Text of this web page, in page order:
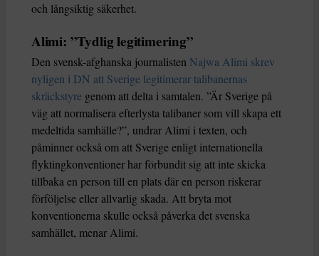
och långsiktig säkerhet.
Alimi: ”Tydlig legitimering”
Den svensk-afghanska journalisten Najwa Alimi skrev
nyligen i DN att Sverige legitimerar talibanernas
skräckstyre genom att delta i samtalen. ”Är Sverige på
väg att normalisera efterlysta talibaner som vill skapa ett
medeltida samhälle?”, undrar Alimi i texten, och
påminner också om att Sverige enligt internationella
flyktingkonventioner har förbundit sig att inte skicka
tillbaka en person till en plats där en person riskerar
förföljelse eller allvarlig skada. Att bryta mot
konventionerna skulle också påverka det svenska
samhället, menar Alimi.